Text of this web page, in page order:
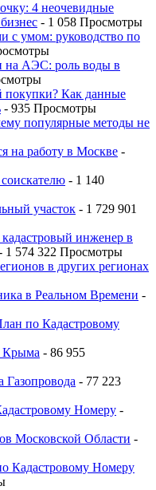
4 неочевидные
- 1 058 Просмотры
с умом: руководство по
на АЭС: роль воды в
покупки? Как данные
- 935 Просмотры
популярные методы не
на работу в Москве -
- 1 140
участок - 1 729 901
инженер в
1 574 322 Просмотры
в других регионах
в Реальном Времени -
по Кадастровому
Крыма - 86 955
Газопровода - 77 223
Номеру -
Московской Области -
Кадастровому Номеру